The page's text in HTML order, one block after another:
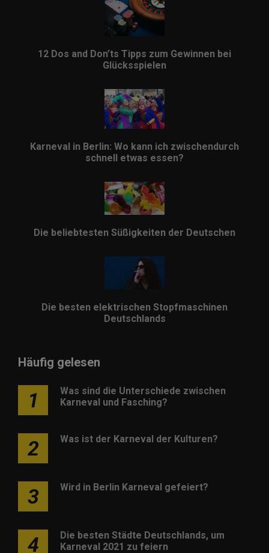
12 Dos and Don’ts Tipps zum Gewinnen bei
Glücksspielen
Karneval in Berlin: Wo kann ich zwischendurch
schnell etwas essen?
Die beliebtesten Süßigkeiten der Deutschen
Die besten elektrischen Stopfmaschinen
Deutschlands
Häufig gelesen
1
Was sind die Unterschiede zwischen
Karneval und Fasching?
2 Was ist der Karneval der Kulturen?
3 Wird in Berlin Karneval gefeiert?
4
Die besten Städte Deutschlands, um
Karneval 2021 zu feiern